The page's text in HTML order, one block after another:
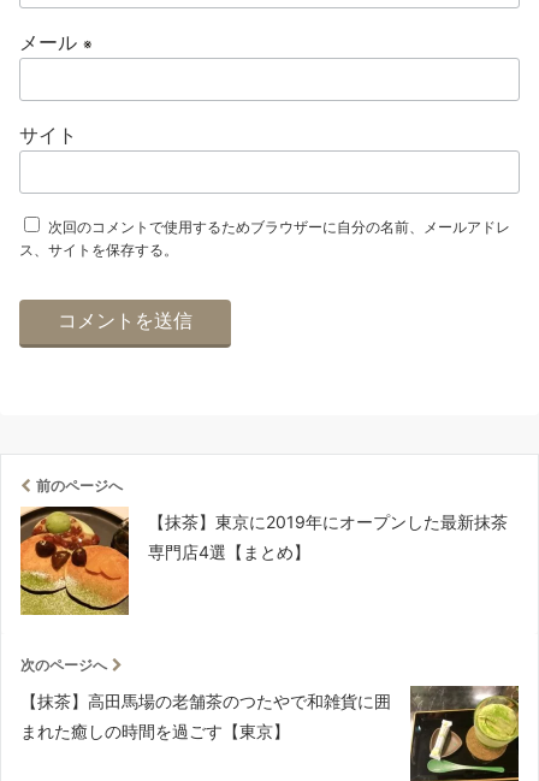
メール ※
サイト
次回のコメントで使用するためブラウザーに自分の名前、メールアドレ
ス、サイトを保存する。
前のページへ
【抹茶】東京に2019年にオープンした最新抹茶
専門店4選【まとめ】
次のページへ
【抹茶】高田馬場の老舗茶のつたやで和雑貨に囲
まれた癒しの時間を過ごす【東京】